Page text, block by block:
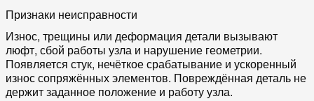
Признаки неисправности
Износ, трещины или деформация детали вызывают
люфт, сбой работы узла и нарушение геометрии.
Появляется стук, нечёткое срабатывание и ускоренный
износ сопряжённых элементов. Повреждённая деталь не
держит заданное положение и работу узла.